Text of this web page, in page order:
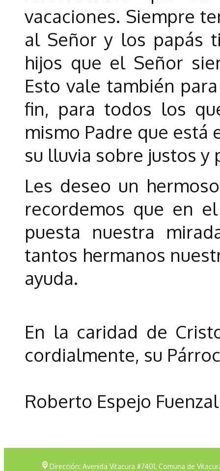
vacaciones. Siempre
al Señor y los papás
hijos que el Señor
Esto vale también
fin, para todos los
mismo Padre que está
su lluvia sobre justos y
Les deseo un
recordemos que en
puesta nuestra
tantos hermanos
ayuda.
En la caridad de
cordialmente, su
Roberto Espejo
Dirección: Avenida Vitacura #7401, Comuna de